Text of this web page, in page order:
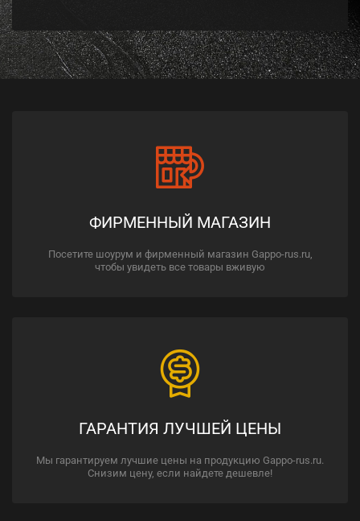
ФИРМЕННЫЙ МАГАЗИН
Посетите шоурум и фирменный магазин Gappo-rus.ru,
чтобы увидеть все товары вживую
ГАРАНТИЯ ЛУЧШЕЙ ЦЕНЫ
Мы гарантируем лучшие цены на продукцию Gappo-rus.ru.
Снизим цену, если найдете дешевле!